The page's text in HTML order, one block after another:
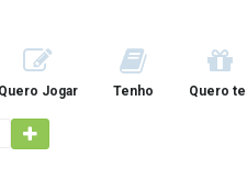
Quero Jogar Tenho Quero